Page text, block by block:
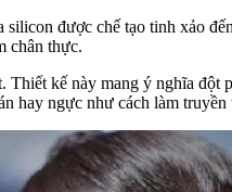
được chế tạo tinh xảo
chân thực.
kế này mang ý nghĩa
hay ngực như cách làm truyền